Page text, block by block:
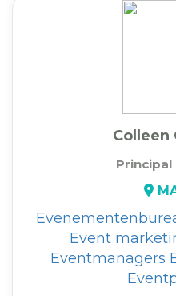
Colleen
Principal
Event
Eventmanagers